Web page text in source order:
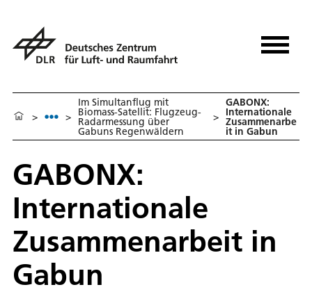
> >
Im Simultanflug mit
Biomass-Satellit: Flugzeug-
Radarmessung über
Gabuns Regenwäldern
>
GABONX:
Internationale
Zusammenarbe
it in Gabun
GABONX:
Internationale
Zusammenarbeit in
Gabun